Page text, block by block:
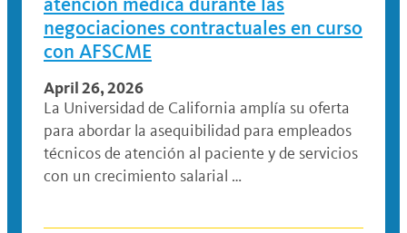
negociaciones contractuales en curso
con AFSCME
April 26, 2026
La Universidad de California amplía su oferta
para abordar la asequibilidad para empleados
técnicos de atención al paciente y de servicios
con un crecimiento salarial …